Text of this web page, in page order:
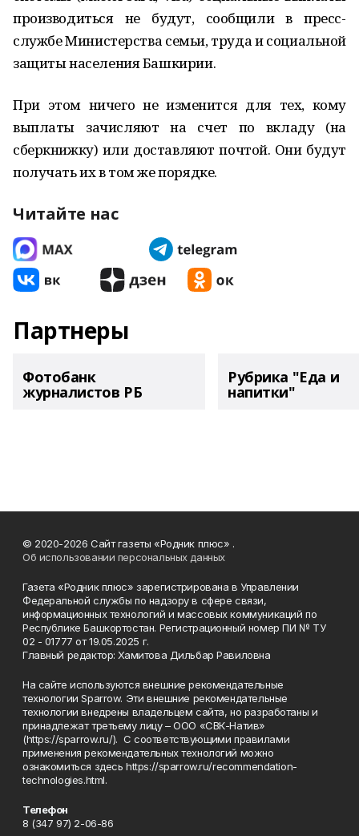
производиться не будут, сообщили в пресс­
службе Министерства семьи, труда и социальной
защиты населения Башкирии.
При этом ничего не изменится для тех, кому
выплаты зачисляют на счет по вкладу (на
сберкнижку) или доставляют почтой. Они будут
получать их в том же порядке.
Читайте нас
Партнеры
Фотобанк
журналистов РБ
Рубрика "Еда и
напитки"
© 2020-2026 Сайт газеты «Родник плюс» .
Об использовании персональных данных
Газета «Родник плюс» зарегистрирована в Управлении
Федеральной службы по надзору в сфере связи,
информационных технологий и массовых коммуникаций по
Республике Башкортостан. Регистрационный номер ПИ № ТУ
02 - 01777 от 19.05.2025 г.
Главный редактор: Хамитова Дильбар Равиловна
На сайте используются внешние рекомендательные
технологии Sparrow. Эти внешние рекомендательные
технологии внедрены владельцем сайта, но разработаны и
принадлежат третьему лицу – ООО «СВК-Натив»
(https://sparrow.ru/). С соответствующими правилами
применения рекомендательных технологий можно
ознакомиться здесь https://sparrow.ru/recommendation-
technologies.html.
Телефон
8 (347 97) 2-06-86